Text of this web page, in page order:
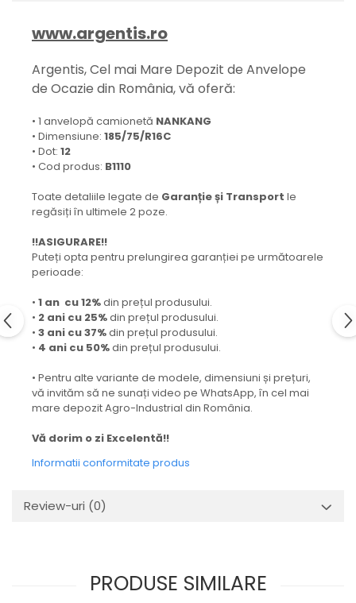
www.argentis.ro
Argentis, Cel mai Mare Depozit de Anvelope
de Ocazie din România, vă oferă:
• 1 anvelopă camionetă NANKANG
• Dimensiune: 185/75/R16C
• Dot: 12
• Cod produs: B1110
Toate detaliile legate de Garanție și Transport le
regăsiți în ultimele 2 poze.
!!ASIGURARE!!
Puteți opta pentru prelungirea garanției pe următoarele
perioade:
• 1 an cu 12%din prețul produsului.
• 2 ani cu 25%din prețul produsului.
• 3 ani cu 37%din prețul produsului.
• 4 ani cu 50%din prețul produsului.
• Pentru alte variante de modele, dimensiuni și prețuri,
vă invităm să ne sunați video pe WhatsApp, în cel mai
mare depozit Agro-Industrial din România.
Vă dorim o zi Excelentă!!
Informatii conformitate produs
Review-uri (0)
PRODUSE SIMILARE